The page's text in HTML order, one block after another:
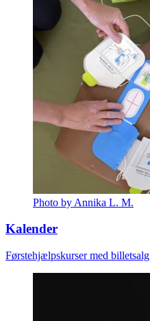
Photo by Annika L. M.
Kalender
Førstehjælpskurser med billetsalg